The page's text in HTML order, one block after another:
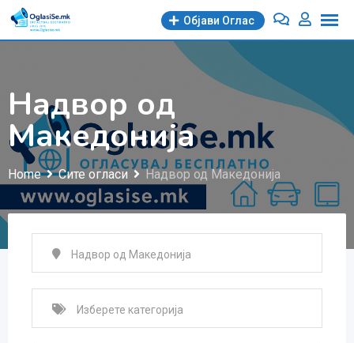
Skip
Објави Oглас
Надвор од
Македонија
Home Сите огласи Надвор од Македонија